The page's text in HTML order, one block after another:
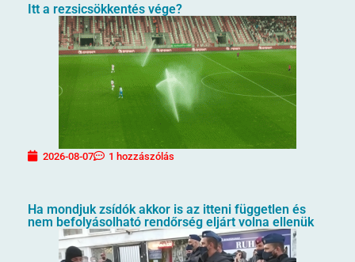
Itt a rezsicsökkentés vége?
2026-08-07 1 hozzászólás
Ha mondjuk zsídók akkor is az itteni független és
nem befolyásolható rendőrség eljárt volna ellenük